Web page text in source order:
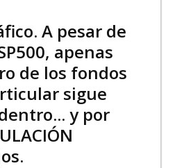
A pesar de
apenas
de los fondos
sigue
y por